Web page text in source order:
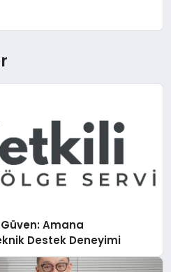
Amana
Destek Deneyimi